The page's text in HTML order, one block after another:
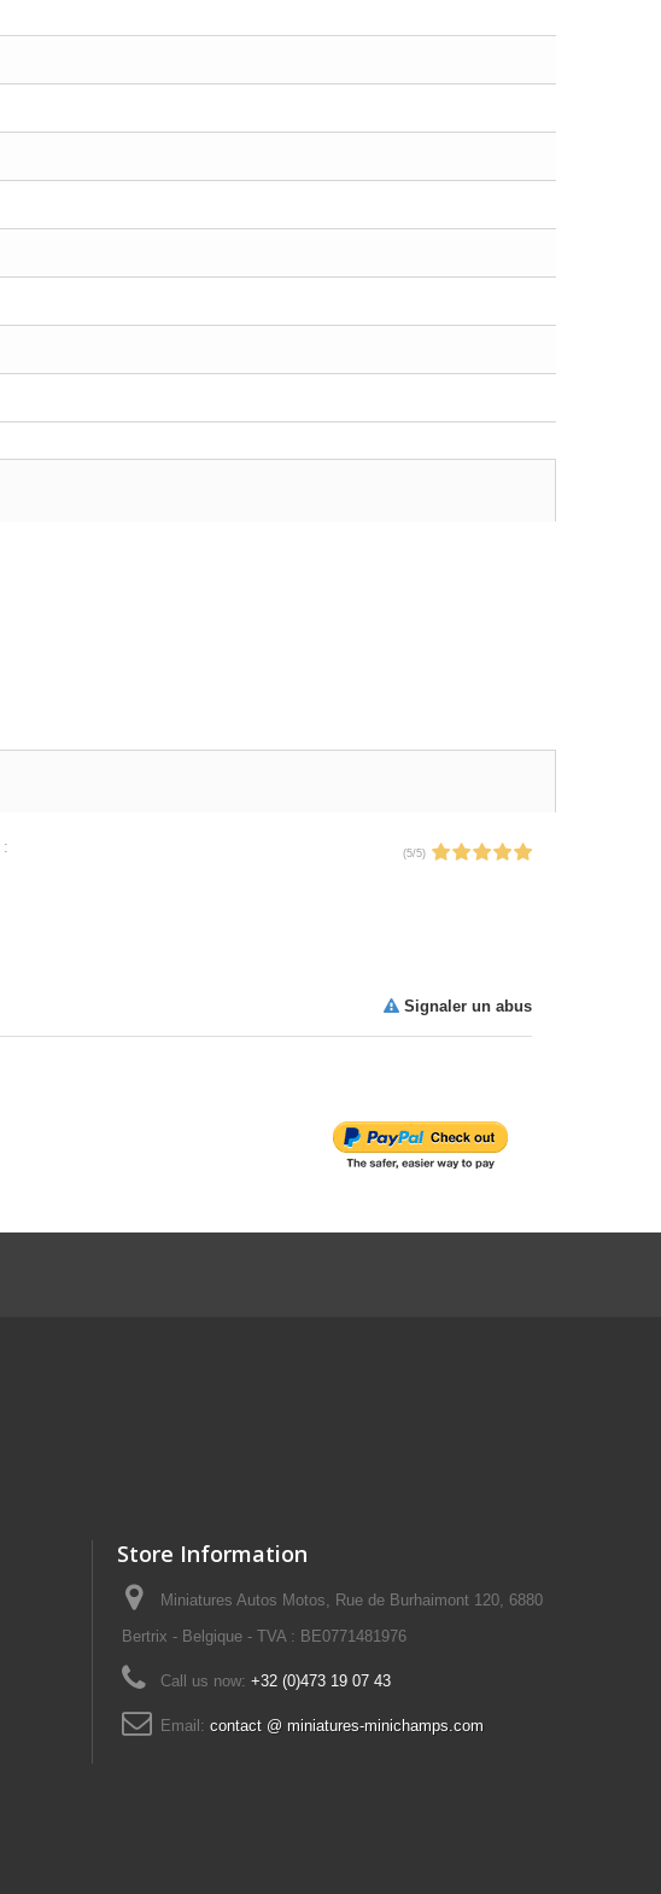
: (5/5)
Signaler un abus
Store Information
Miniatures Autos Motos, Rue de Burhaimont 120, 6880
Bertrix - Belgique - TVA : BE0771481976
Call us now: +32 (0)473 19 07 43
Email: contact @ miniatures-minichamps.com